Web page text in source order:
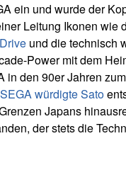
ein und wurde der
Leitung Ikonen wie
und die technisch
Power mit dem
den 90er Jahren
SEGA würdigte Sato
Japans
der stets die